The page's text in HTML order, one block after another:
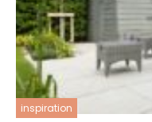
inspiration